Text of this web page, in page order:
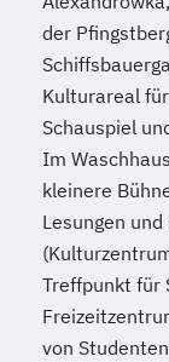
der
Kulturareal
Schauspiel
Im
kleinere
Lesungen
Treffpunkt für
von